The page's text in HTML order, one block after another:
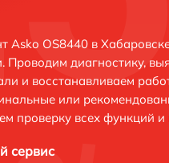
Asko OS8440 в
Проводим диагностику,
и восстанавливаем
или
проверку всех функций
сервис